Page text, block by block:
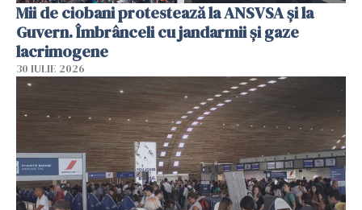
Mii de ciobani protestează la ANSVSA și la
Guvern. Îmbrânceli cu jandarmii și gaze
lacrimogene
30 IULIE 2026